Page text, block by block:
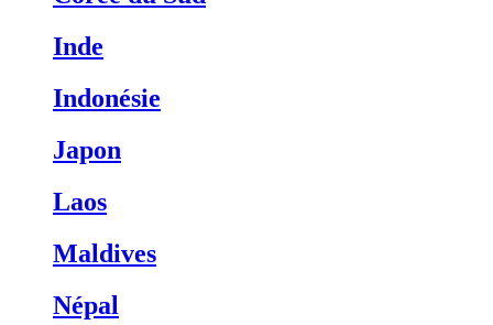
Inde
Indonésie
Japon
Laos
Maldives
Népal